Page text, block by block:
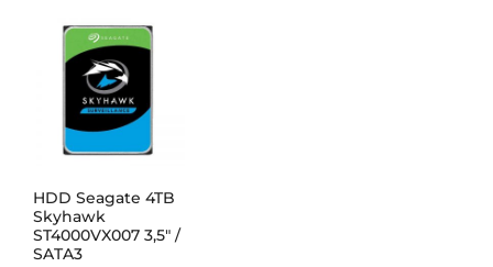
HDD Seagate 4TB
Skyhawk
ST4000VX007 3,5" /
SATA3